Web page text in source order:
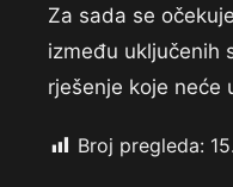
Za sada se
između uključenih
rješenje koje neće
Broj pregleda: